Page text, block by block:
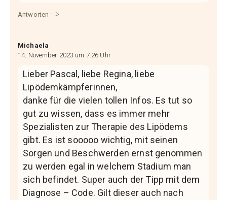
Antworten
Michaela
14. November 2023 um 7:26 Uhr
Lieber Pascal, liebe Regina, liebe
Lipödemkämpferinnen,
danke für die vielen tollen Infos. Es tut so
gut zu wissen, dass es immer mehr
Spezialisten zur Therapie des Lipödems
gibt. Es ist sooooo wichtig, mit seinen
Sorgen und Beschwerden ernst genommen
zu werden egal in welchem Stadium man
sich befindet. Super auch der Tipp mit dem
Diagnose – Code. Gilt dieser auch nach